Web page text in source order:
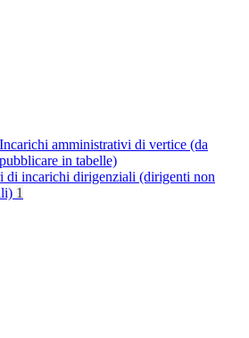
Incarichi amministrativi di vertice (da
pubblicare in tabelle)
di incarichi dirigenziali (dirigenti non
1